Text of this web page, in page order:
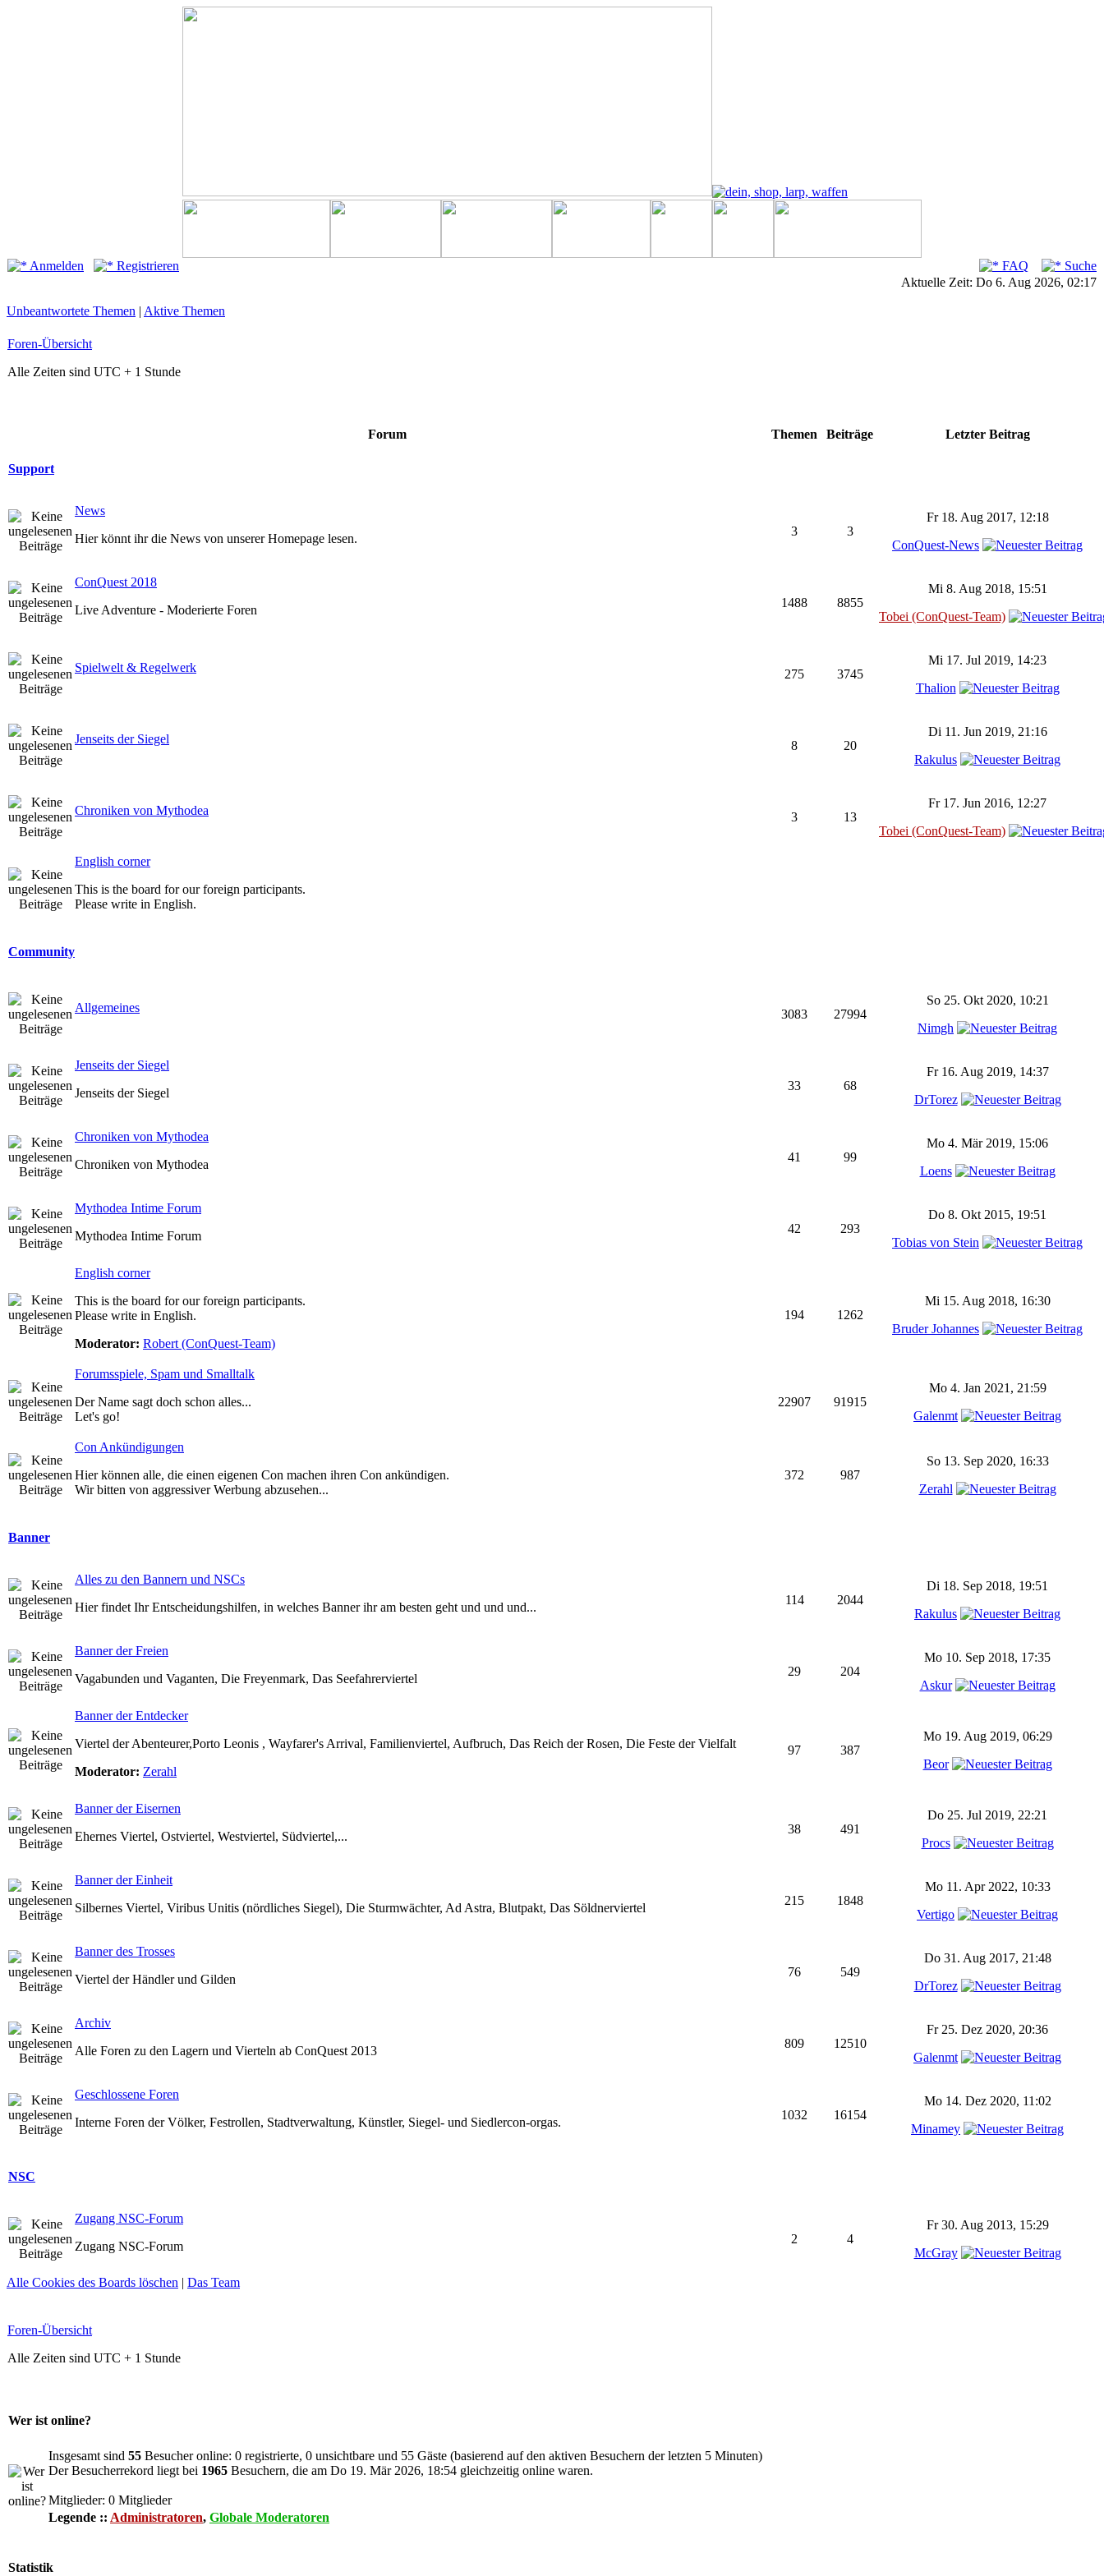
Anmelden Registrieren FAQ
Suche
Aktuelle Zeit: Do 6. Aug 2026, 02:17
Unbeantwortete Themen | Aktive Themen
Foren-Übersicht
Alle Zeiten sind UTC + 1 Stunde
Forum Themen Beiträge Letzter Beitrag
Support
News
Hier könnt ihr die News von unserer Homepage lesen.
3 3
Fr 18. Aug 2017, 12:18
ConQuest-News
ConQuest 2018
Live Adventure - Moderierte Foren
1488 8855
Mi 8. Aug 2018, 15:51
Tobei (ConQuest-Team)
Spielwelt & Regelwerk 275 3745
Mi 17. Jul 2019, 14:23
Thalion
Jenseits der Siegel 8 20
Di 11. Jun 2019, 21:16
Rakulus
Chroniken von Mythodea 3 13
Fr 17. Jun 2016, 12:27
Tobei (ConQuest-Team)
English corner
This is the board for our foreign participants.
Please write in English.
Community
Allgemeines 3083 27994
So 25. Okt 2020, 10:21
Nimgh
Jenseits der Siegel
Jenseits der Siegel
33 68
Fr 16. Aug 2019, 14:37
DrTorez
Chroniken von Mythodea
Chroniken von Mythodea
41 99
Mo 4. Mär 2019, 15:06
Loens
Mythodea Intime Forum
Mythodea Intime Forum
42 293
Do 8. Okt 2015, 19:51
Tobias von Stein
English corner
This is the board for our foreign participants.
Please write in English.
Moderator: Robert (ConQuest-Team)
194 1262
Mi 15. Aug 2018, 16:30
Bruder Johannes
Forumsspiele, Spam und Smalltalk
Der Name sagt doch schon alles...
Let's go!
22907 91915
Mo 4. Jan 2021, 21:59
Galenmt
Con Ankündigungen
Hier können alle, die einen eigenen Con machen ihren Con ankündigen.
Wir bitten von aggressiver Werbung abzusehen...
372 987
So 13. Sep 2020, 16:33
Zerahl
Banner
Alles zu den Bannern und NSCs
Hier findet Ihr Entscheidungshilfen, in welches Banner ihr am besten geht und und und...
114 2044
Di 18. Sep 2018, 19:51
Rakulus
Banner der Freien
Vagabunden und Vaganten, Die Freyenmark, Das Seefahrerviertel
29 204
Mo 10. Sep 2018, 17:35
Askur
Banner der Entdecker
Viertel der Abenteurer,Porto Leonis , Wayfarer's Arrival, Familienviertel, Aufbruch, Das Reich der Rosen, Die Feste der Vielfalt
Moderator: Zerahl
97 387
Mo 19. Aug 2019, 06:29
Beor
Banner der Eisernen
Ehernes Viertel, Ostviertel, Westviertel, Südviertel,...
38 491
Do 25. Jul 2019, 22:21
Procs
Banner der Einheit
Silbernes Viertel, Viribus Unitis (nördliches Siegel), Die Sturmwächter, Ad Astra, Blutpakt, Das Söldnerviertel
215 1848
Mo 11. Apr 2022, 10:33
Vertigo
Banner des Trosses
Viertel der Händler und Gilden
76 549
Do 31. Aug 2017, 21:48
DrTorez
Archiv
Alle Foren zu den Lagern und Vierteln ab ConQuest 2013
809 12510
Fr 25. Dez 2020, 20:36
Galenmt
Geschlossene Foren
Interne Foren der Völker, Festrollen, Stadtverwaltung, Künstler, Siegel- und Siedlercon-orgas.
1032 16154
Mo 14. Dez 2020, 11:02
Minamey
NSC
Zugang NSC-Forum
Zugang NSC-Forum
2 4
Fr 30. Aug 2013, 15:29
McGray
Alle Cookies des Boards löschen | Das Team
Foren-Übersicht
Alle Zeiten sind UTC + 1 Stunde
Wer ist online?
Insgesamt sind 55 Besucher online: 0 registrierte, 0 unsichtbare und 55 Gäste (basierend auf den aktiven Besuchern der letzten 5 Minuten)
Der Besucherrekord liegt bei 1965 Besuchern, die am Do 19. Mär 2026, 18:54 gleichzeitig online waren.
Mitglieder: 0 Mitglieder
Legende :: Administratoren, Globale Moderatoren
Statistik